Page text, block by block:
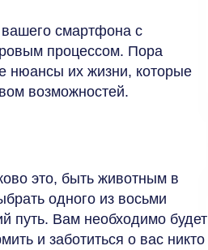
смартфона с
процессом. Пора
нюансы их жизни, которые
возможностей.
это, быть животным в
одного из восьми
путь. Вам необходимо будет
и заботиться о вас никто